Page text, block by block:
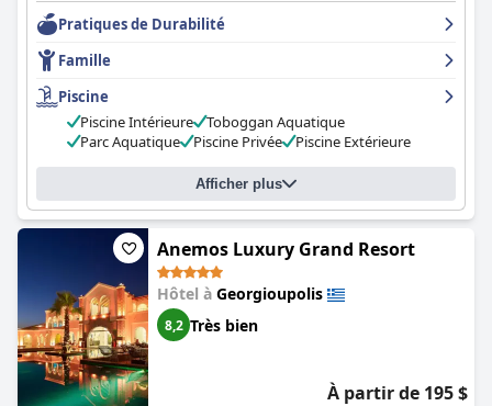
Pratiques de Durabilité
Famille
Piscine
Piscine Intérieure
Toboggan Aquatique
Parc Aquatique
Piscine Privée Piscine Extérieure
Afficher plus
Anemos Luxury Grand Resort
Hôtel à Georgioupolis
8,2 Très bien
À partir de 195 $